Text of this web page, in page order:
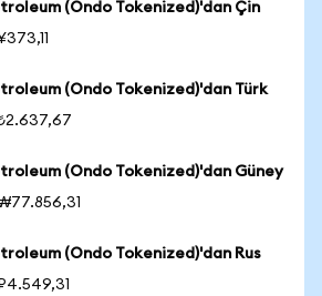
(Ondo Tokenized)'dan Çin
(Ondo Tokenized)'dan Türk
(Ondo Tokenized)'dan Güney
(Ondo Tokenized)'dan Rus